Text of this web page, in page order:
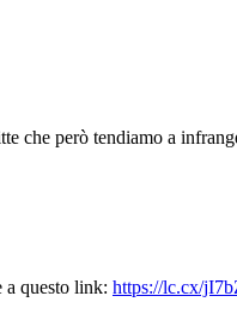
che però tendiamo a
a questo link: https://lc.cx/